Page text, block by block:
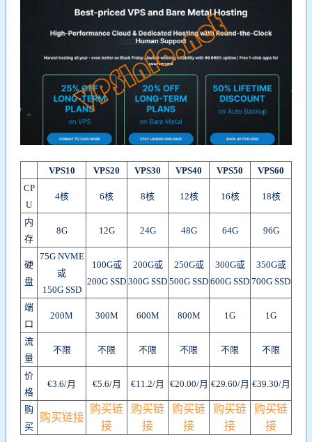
VPS10 VPS20 VPS30 VPS40 VPS50
VPS60
CP
U
4核 6核 8核 12核 16核 18核
内
存
8G 12G 24G 48G 64G 96G
硬
盘
75G NVME
或
150G SSD
100G或
200G SSD
200G或
300G SSD
250G或
500G SSD
300G或
600G SSD
350G或
700G SSD
端
口
200M 300M 600M 800M 1G 1G
流
量
不限 不限 不限 不限 不限 不限
价
格
€3.6/月 €5.6/月 €11.2/月 €20.00/月 €29.60/月 €39.30/月
购
买
购买链接
购买链
接
购买链
接
购买链
接
购买链
接
购买链
接